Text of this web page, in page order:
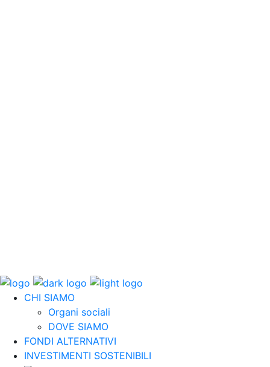
CHI SIAMO
Organi sociali
DOVE SIAMO
FONDI ALTERNATIVI
INVESTIMENTI SOSTENIBILI